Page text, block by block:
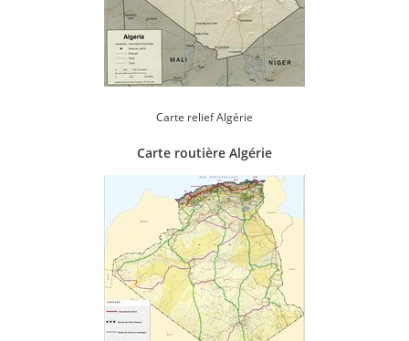
Carte relief Algérie
Carte routière Algérie